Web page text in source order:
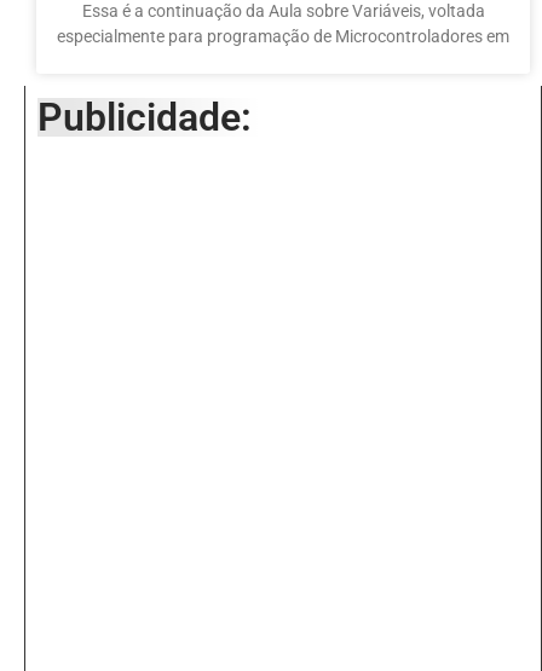
Essa é a continuação da Aula sobre Variáveis, voltada
especialmente para programação de Microcontroladores em
Publicidade: